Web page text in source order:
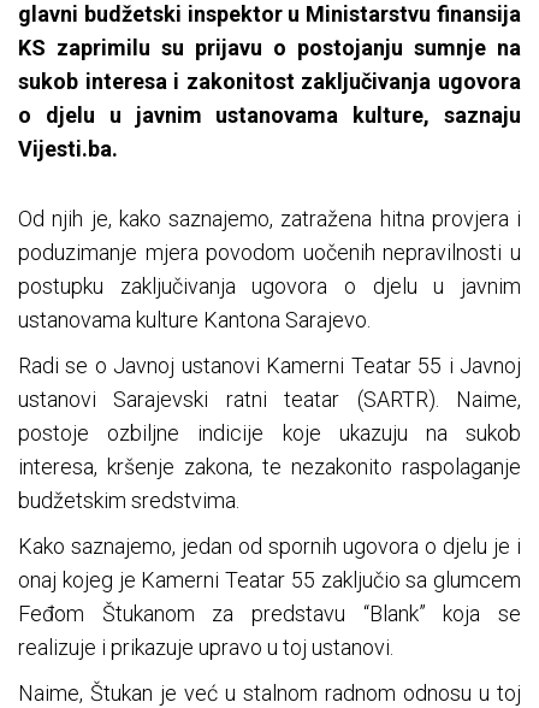
glavni budžetski inspektor u Ministarstvu finansija
KS zaprimilu su prijavu o postojanju sumnje na
sukob interesa i zakonitost zaključivanja ugovora
o djelu u javnim ustanovama kulture, saznaju
Vijesti.ba.
Od njih je, kako saznajemo, zatražena hitna provjera i
poduzimanje mjera povodom uočenih nepravilnosti u
postupku zaključivanja ugovora o djelu u javnim
ustanovama kulture Kantona Sarajevo.
Radi se o Javnoj ustanovi Kamerni Teatar 55 i Javnoj
ustanovi Sarajevski ratni teatar (SARTR). Naime,
postoje ozbiljne indicije koje ukazuju na sukob
interesa, kršenje zakona, te nezakonito raspolaganje
budžetskim sredstvima.
Kako saznajemo, jedan od spornih ugovora o djelu je i
onaj kojeg je Kamerni Teatar 55 zaključio sa glumcem
Feđom Štukanom za predstavu “Blank” koja se
realizuje i prikazuje upravo u toj ustanovi.
Naime, Štukan je već u stalnom radnom odnosu u toj